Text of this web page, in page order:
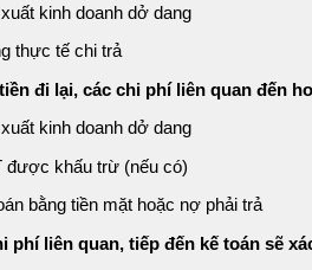
kinh doanh dở dang
thực tế chi trả
đi lại, các chi phí liên quan đến
kinh doanh dở dang
được khấu trừ (nếu có)
bằng tiền mặt hoặc nợ phải trả
phí liên quan, tiếp đến kế toán sẽ